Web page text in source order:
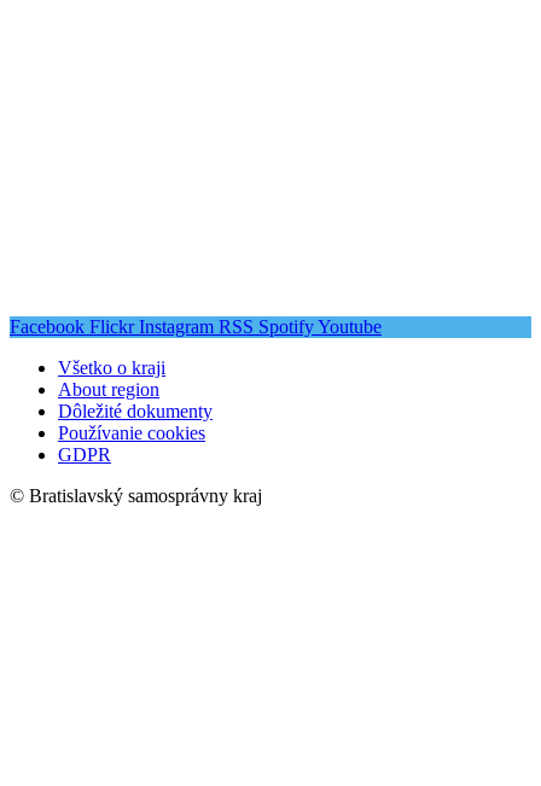
Facebook Flickr Instagram RSS SpotifyYoutube
Všetko o kraji
About region
Dôležité dokumenty
Používanie cookies
GDPR
© Bratislavský samosprávny kraj